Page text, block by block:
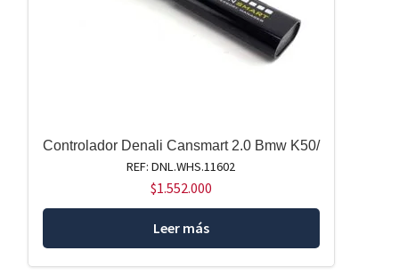
Controlador Denali Cansmart 2.0 Bmw K50/
REF: DNL.WHS.11602
$1.552.000
Leer más